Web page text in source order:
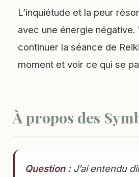
L’inquiétude et la peur
avec une énergie négative.
continuer la séance de
moment et voir ce qui se
À propos des
Question :J’ai entendu